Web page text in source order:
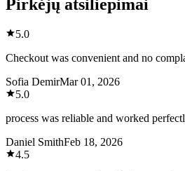
Pirkėjų atsiliepimai
5.0
Checkout was convenient and no
Sofia DemirMar 01, 2026
5.0
process was reliable and worked
Daniel SmithFeb 18, 2026
4.5